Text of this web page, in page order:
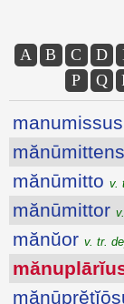
A B C D
P
Q
manumissus
mănūmittens
mănūmitto v.
mănūmittor
mănŭor v. tr.